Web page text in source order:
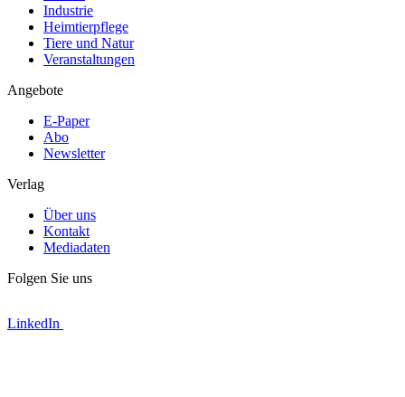
Industrie
Heimtierpflege
Tiere und Natur
Veranstaltungen
Angebote
E-Paper
Abo
Newsletter
Verlag
Über uns
Kontakt
Mediadaten
Folgen Sie uns
LinkedIn